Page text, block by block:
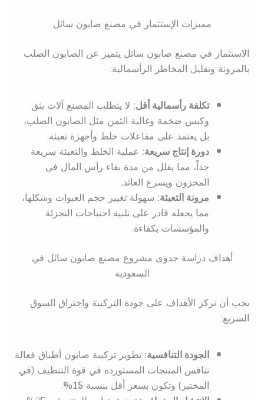
مميزات الإستثمار في مصنع صابون سائل
الاستثمار في مصنع صابون سائل يتميز عن الصابون الصلب
بالمرونة وتقليل المخاطر الرأسمالية:
تكلفة رأسمالية أقل:لا يتطلب المصنع آلات بثق
وكبس ضخمة وغالية الثمن مثل الصابون الصلب،
بل يعتمد على مفاعلات خلط وأجهزة تعبئة.
دورة إنتاج سريعة:عملية الخلط والتعبئة سريعة
جداً، مما يقلل من مدة بقاء رأس المال في
المخزون ويسرع العائد.
مرونة التعبئة:سهولة تغيير حجم العبوات وشكلها،
مما يجعله قادر على تلبية احتياجات التجزئة
والمؤسسات بكفاءة.
أهداف دراسة جدوى مشروع مصنع صابون سائل في
السعودية
يجب أن تركز الأهداف على جودة التركيبة واختراق السوق
السريع:
الجودة التنافسية:تطوير تركيبة صابون أطباق فعالة
تنافس المنتجات المستوردة في قوة التنظيف (في
المختبر) وتكون بسعر أقل بنسبة 15%
.